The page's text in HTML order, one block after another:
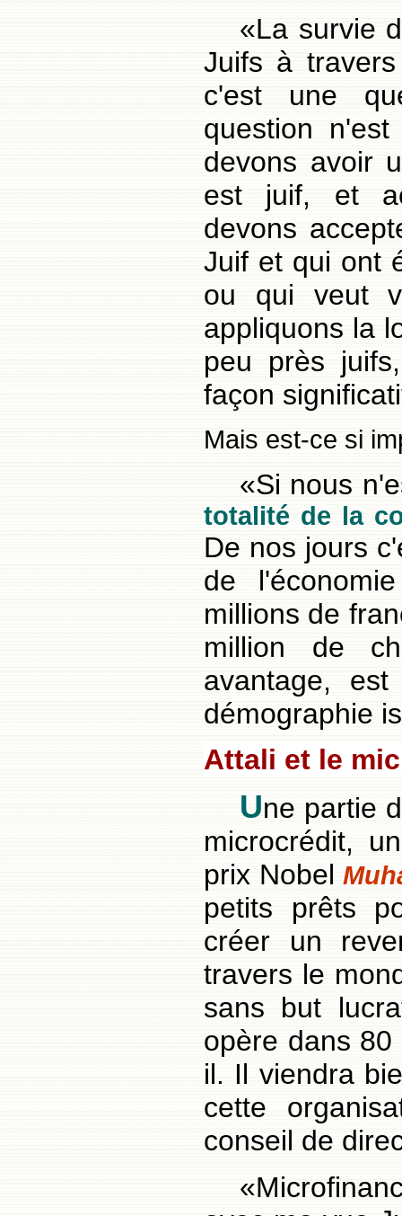
«La survie
Juifs à
c'est une
question
devons avoir
est juif, et
devons
Juif et qui ont
ou qui veut
appliquons la
peu près
façon
Mais est-ce si
«Si nous
totalité de la
De nos jours
de
millions de
million de
avantage,
démographie
Attali et le
Une partie
microcrédit,
prix Nobel
petits prêts
créer un
travers le
sans but
opère dans
il. Il viendra
cette
conseil de